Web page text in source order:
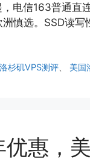
电信163普通直
慎选。SSD读写
洛杉矶VPS测评 美国
惠，